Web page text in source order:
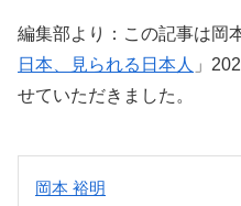
編集部より：この記事は岡
日本、見られる日本人 」
せていただきました。
岡本 裕明